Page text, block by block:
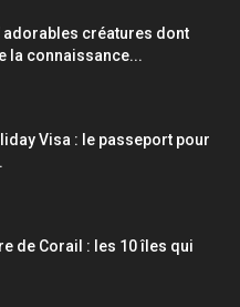
adorables créatures dont
la connaissance...
Visa : le passeport pour
de Corail : les 10 îles qui